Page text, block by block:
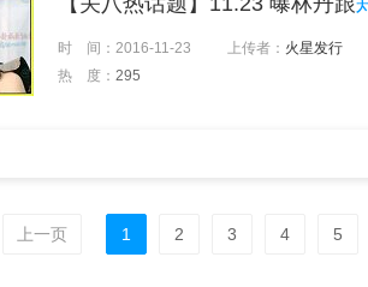
时 间： 2016-11-23 上传者： 火星发行
热 度： 295
上一页 1 2 3 4 5